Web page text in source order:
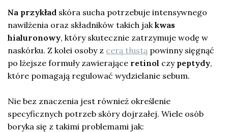
Na przykład skóra sucha potrzebuje intensywnego
nawilżenia oraz składników takich jak kwas
hialuronowy, który skutecznie zatrzymuje wodę w
naskórku. Z kolei osoby z cerą tłustą powinny sięgnąć
po lżejsze formuły zawierające retinol czy peptydy,
które pomagają regulować wydzielanie sebum.
Nie bez znaczenia jest również określenie
specyficznych potrzeb skóry dojrzałej. Wiele osób
boryka się z takimi problemami jak: